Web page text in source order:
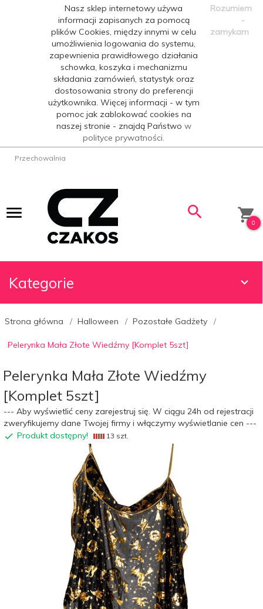
Nasz sklep internetowy używa
informacji zapisanych za pomocą
plików Cookies, między innymi w celu
umożliwienia logowania do systemu,
zapewnienia prawidłowego działania
schowka, koszyka i mechanizmu
składania zamówień, statystyk oraz
dostosowania strony do preferencji
użytkownika. Więcej informacji - w tym
pomoc jak zablokować cookies na
naszej stronie - znajdą Państwo w
polityce prywatności.
Rozumiem
-
zamykam
Przechowalnia
0
Kategorie
Strona główna Halloween Pozostałe Gadżety
Pelerynka Mała Złote Wiedźmy [Komplet 5szt]
Pelerynka Mała Złote Wiedźmy
[Komplet 5szt]
--- Aby wyświetlić ceny zarejestruj się. W ciągu 24h od rejestracji
zweryfikujemy dane Twojej firmy i włączymy wyświetlanie cen ---
Produkt dostępny!
13 szt.